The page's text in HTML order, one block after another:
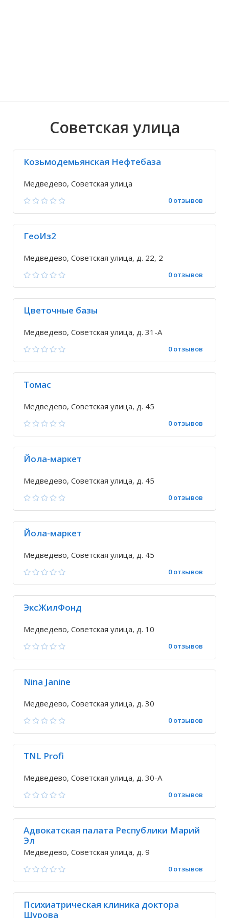
Советская улица
Козьмодемьянская Нефтебаза
Медведево, Советская улица
0 отзывов
ГеоИз2
Медведево, Советская улица, д. 22, 2
0 отзывов
Цветочные базы
Медведево, Советская улица, д. 31-А
0 отзывов
Томас
Медведево, Советская улица, д. 45
0 отзывов
Йола-маркет
Медведево, Советская улица, д. 45
0 отзывов
Йола-маркет
Медведево, Советская улица, д. 45
0 отзывов
ЭксЖилФонд
Медведево, Советская улица, д. 10
0 отзывов
Nina Janine
Медведево, Советская улица, д. 30
0 отзывов
TNL Profi
Медведево, Советская улица, д. 30-А
0 отзывов
Адвокатская палата Республики Марий
Эл
Медведево, Советская улица, д. 9
0 отзывов
Психиатрическая клиника доктора
Шурова